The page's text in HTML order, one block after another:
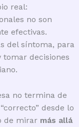
real:
no son
efectivas.
del síntoma, para
decisiones
no termina de
desde lo
de mirar más allá